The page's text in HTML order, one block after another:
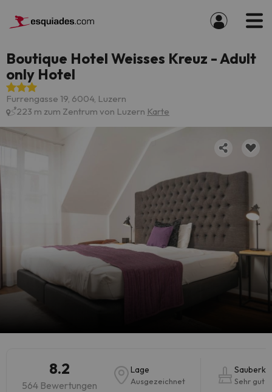
Boutique Hotel Weisses Kreuz - Adult
only Hotel
Furrengasse 19, 6004, Luzern
223 m zum Zentrum von Luzern Karte
8.2
564 Bewertungen
Lage
Ausgezeichnet Sehr gut